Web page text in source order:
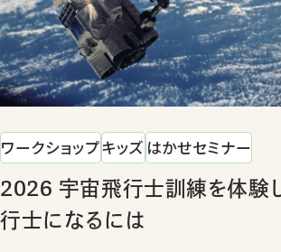
ワークショップキッズ はかせセミナー
2026 宇宙飛行士訓練を体験しよう
行士になるには